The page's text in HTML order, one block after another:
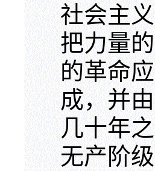
社会主
把力量
的革命
成，并
几十年
无产阶